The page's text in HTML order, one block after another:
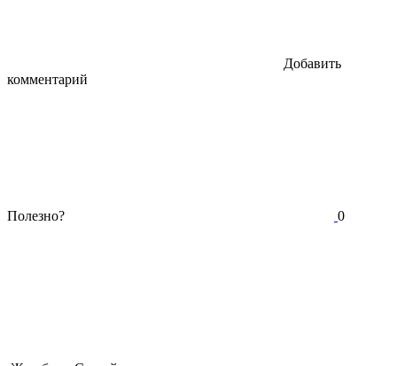
Добавить
комментарий
Полезно? 0